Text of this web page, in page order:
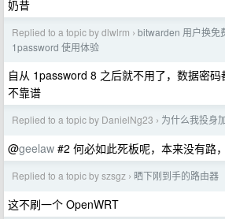
奶昔
Replied to a topic by dlwlrm › bitwarden 用户换免
1password 使用体验
自从 1password 8 之后就不用了，数据密码
不靠谱
Replied to a topic by DanielNg23 › 为什么我投身
@geelaw #2 何必如此死板呢，本来没有路
Replied to a topic by szsgz › 晒下刚到手的路由器
这不刷一个 OpenWRT